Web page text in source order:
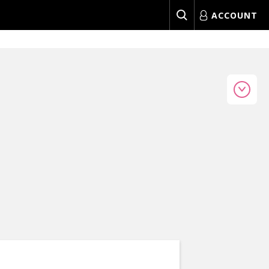
ACCOUNT